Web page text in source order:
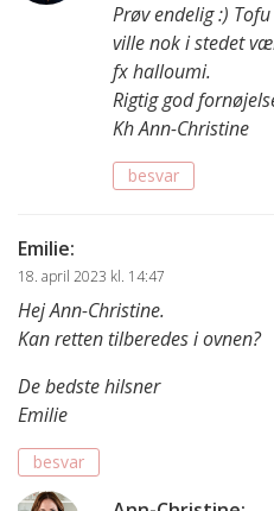
Prøv endelig :)
ville nok i stedet
fx halloumi.
Rigtig god
Kh Ann-Christine
besvar
Emilie:
18. april 2023 kl. 14:47
Hej Ann-Christine.
Kan retten tilberedes i ovnen?
De bedste hilsner
Emilie
besvar